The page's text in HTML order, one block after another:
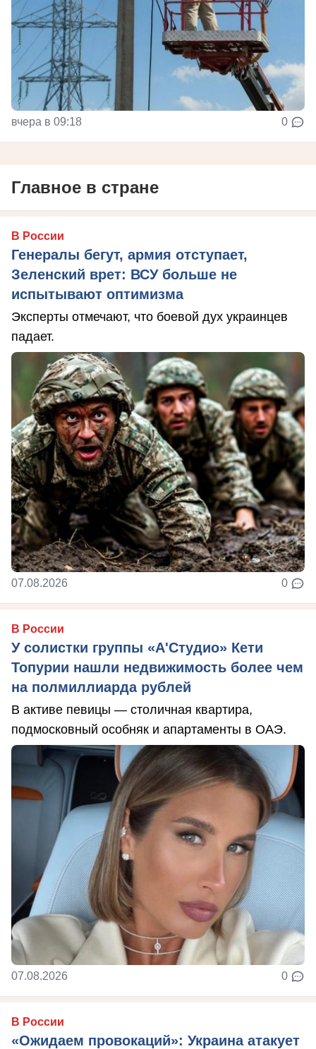
вчера в 09:18 0
Главное в стране
В России
Генералы бегут, армия отступает,
Зеленский врет: ВСУ больше не
испытывают оптимизма
Эксперты отмечают, что боевой дух украинцев
падает.
07.08.2026 0
В России
У солистки группы «А'Студио» Кети
Топурии нашли недвижимость более чем
на полмиллиарда рублей
В активе певицы — столичная квартира,
подмосковный особняк и апартаменты в ОАЭ.
07.08.2026 0
В России
«Ожидаем провокаций»: Украина атакует